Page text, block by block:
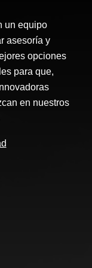
un equipo
asesoría y
opciones
para que,
en nuestros